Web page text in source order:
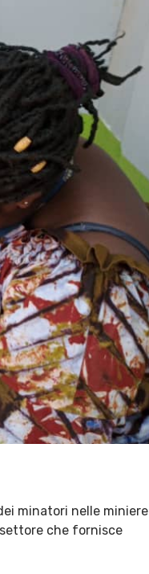
minatori nelle miniere
settore che fornisce